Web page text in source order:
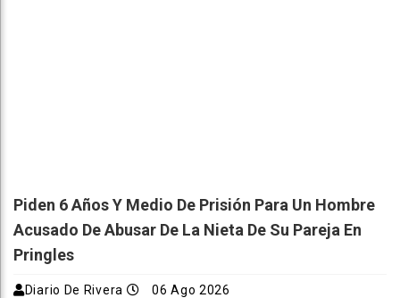
Piden 6 Años Y Medio De Prisión Para Un Hombre
Acusado De Abusar De La Nieta De Su Pareja En
Pringles
Diario De Rivera 06 Ago 2026